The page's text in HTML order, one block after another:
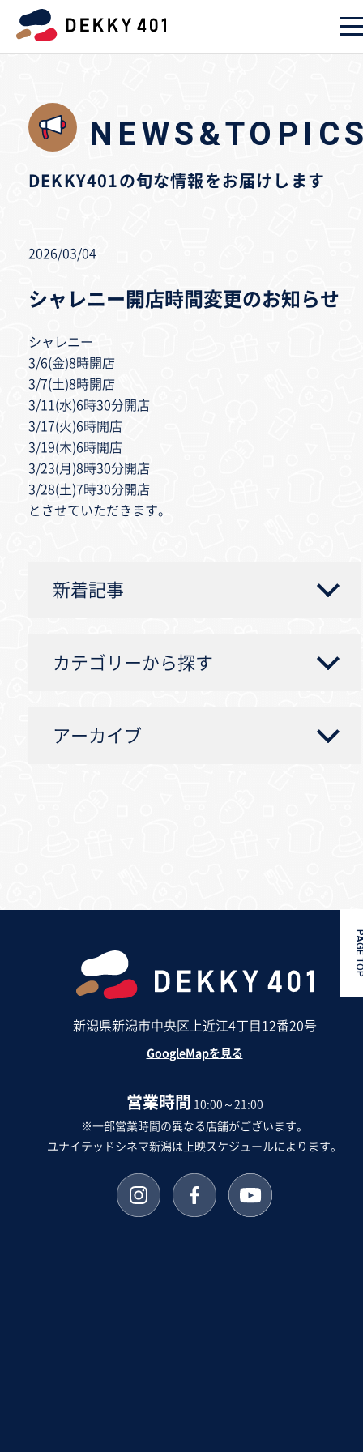
DEKKY401の旬な情報をお届けします
2026/03/04
シャレニー開店時間変更のお知らせ
シャレニー
3/6(金)8時開店
3/7(土)8時開店
3/11(水)6時30分開店
3/17(火)6時開店
3/19(木)6時開店
3/23(月)8時30分開店
3/28(土)7時30分開店
とさせていただきます。
新着記事
カテゴリーから探す
アーカイブ
新潟県新潟市中央区上近江4丁目12番20号
GoogleMapを見る
営業時間 10:00～21:00
※一部営業時間の異なる店舗がございます。
ユナイテッドシネマ新潟は上映スケジュールによります。